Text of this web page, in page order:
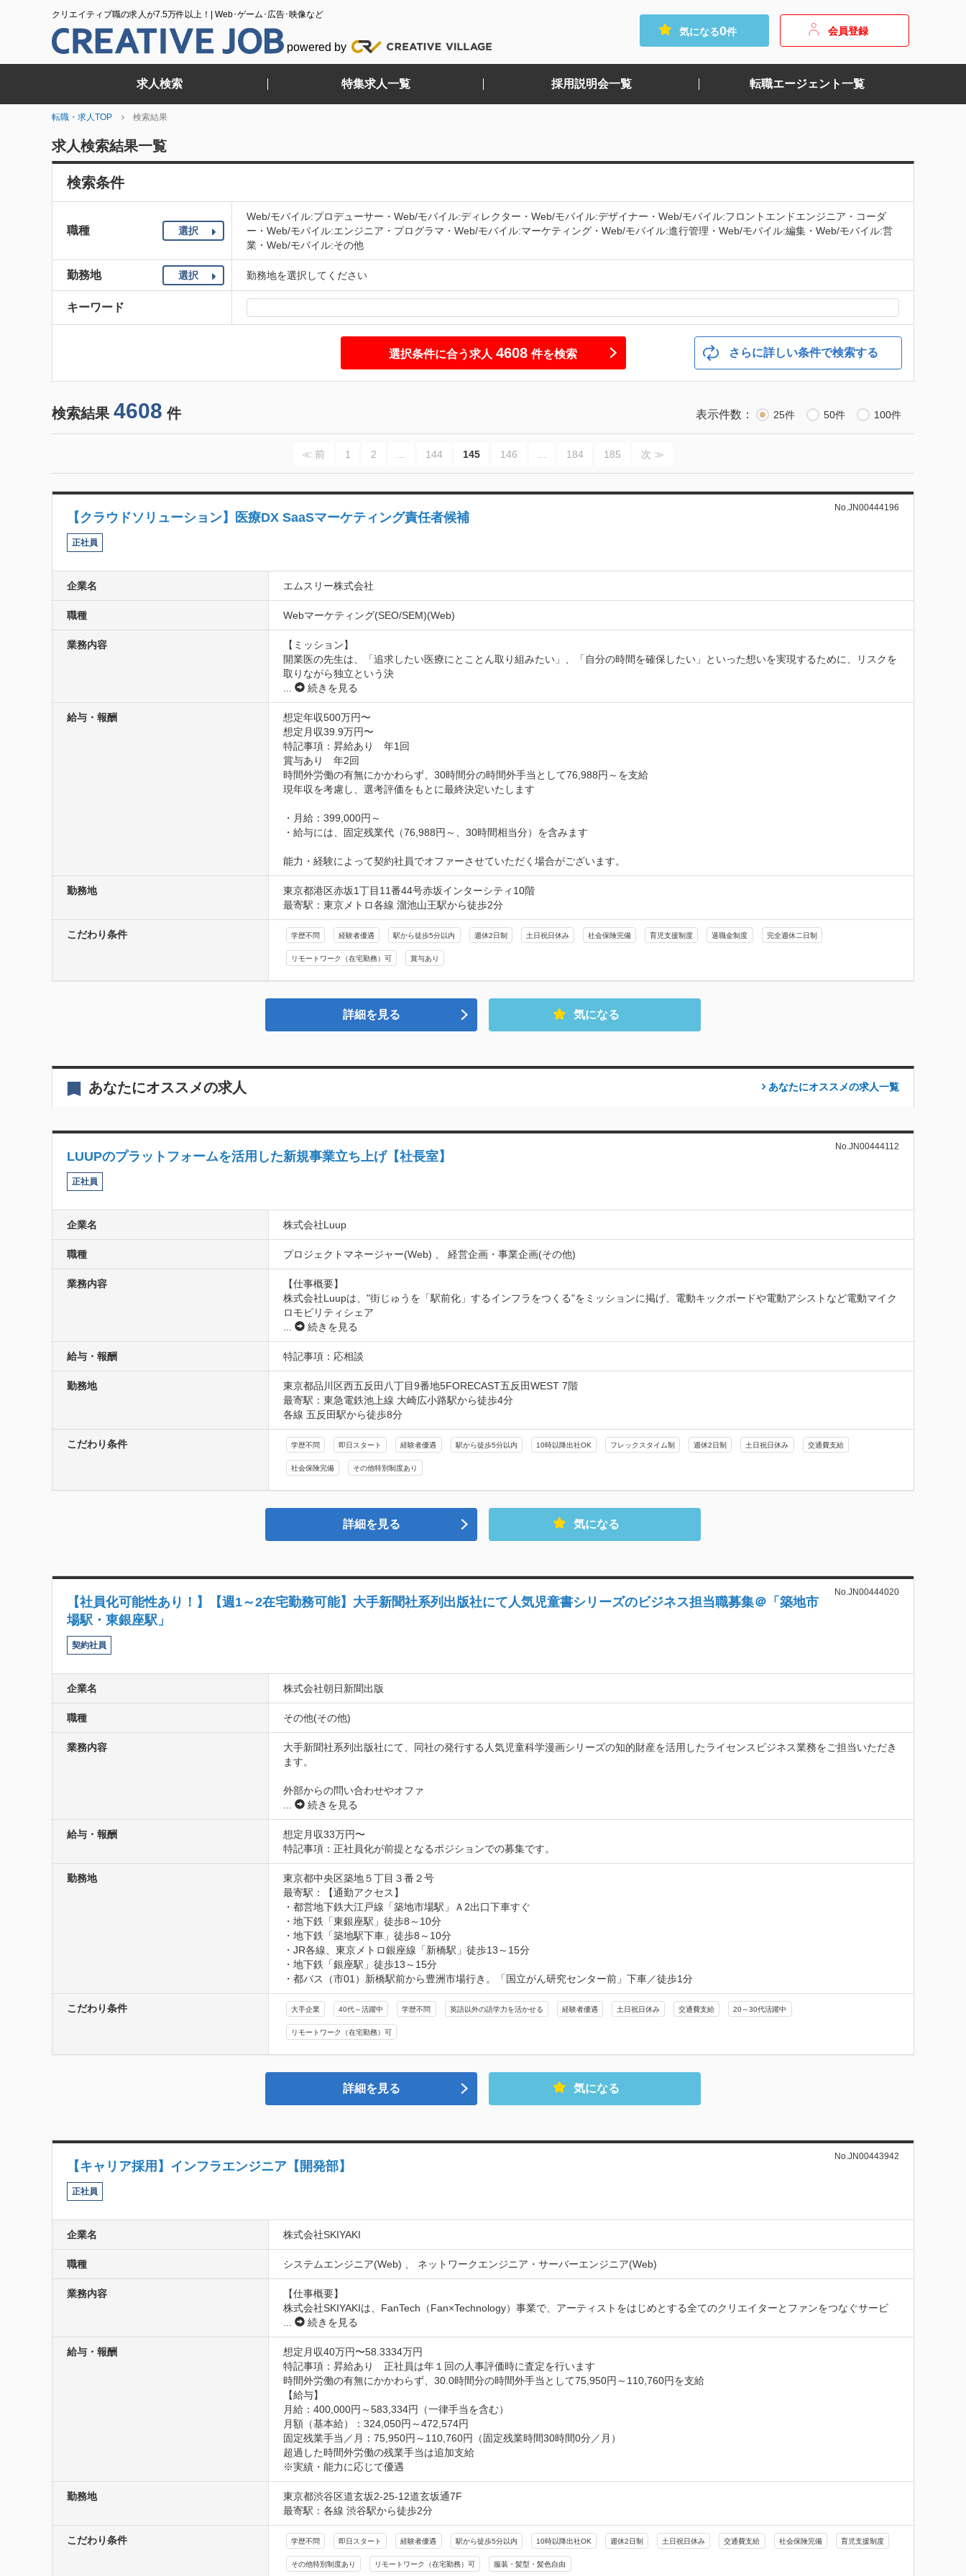
クリエイティブ職の求人が7.5万件以上！| Web･ゲーム･広告･映像など
powered by
気になる0件 会員登録
求人検索 特集求人一覧 採用説明会一覧 転職エージェント一覧
転職・求人TOP 検索結果
求人検索結果一覧
検索条件
職種 選択
Web/モバイル:プロデューサー・Web/モバイル:ディレクター・Web/モバイル:デザイナー・Web/モバイル:フロントエンドエンジニア・コーダ
ー・Web/モバイル:エンジニア・プログラマ・Web/モバイル:マーケティング・Web/モバイル:進行管理・Web/モバイル:編集・Web/モバイル:営
業・Web/モバイル:その他
勤務地 選択 勤務地を選択してください
キーワード
さらに詳しい条件で検索する
選択条件に合う求人 4608 件を検索
検索結果 4608 件 表示件数： 25件 50件 100件
≪ 前 1 2 144 145 146 184 185 次 ≫
【クラウドソリューション】医療DX SaaSマーケティング責任者候補
No.JN00444196
正社員
企業名 エムスリー株式会社
職種 Webマーケティング(SEO/SEM)(Web)
業務内容
【ミッション】
開業医の先生は、「追求したい医療にとことん取り組みたい」、「自分の時間を確保したい」といった想いを実現するために、リスクを
取りながら独立という決
続きを見る
給与・報酬
想定年収500万円〜
想定月収39.9万円〜
特記事項：昇給あり　年1回
賞与あり　年2回
時間外労働の有無にかかわらず、30時間分の時間外手当として76,988円～を支給
現年収を考慮し、選考評価をもとに最終決定いたします
・月給：399,000円～
・給与には、固定残業代（76,988円～、30時間相当分）を含みます
能力・経験によって契約社員でオファーさせていただく場合がございます。
勤務地
東京都港区赤坂1丁目11番44号赤坂インターシティ10階
最寄駅：東京メトロ各線 溜池山王駅から徒歩2分
こだわり条件 学歴不問 経験者優遇 駅から徒歩5分以内 週休2日制 土日祝日休み 社会保険完備 育児支援制度 退職金制度 完全週休二日制
リモートワーク（在宅勤務）可 賞与あり
詳細を見る 気になる
あなたにオススメの求人 あなたにオススメの求人一覧
LUUPのプラットフォームを活用した新規事業立ち上げ【社長室】
No.JN00444112
正社員
企業名 株式会社Luup
職種 プロジェクトマネージャー(Web) 、 経営企画・事業企画(その他)
業務内容
【仕事概要】
株式会社Luupは、"街じゅうを「駅前化」するインフラをつくる"をミッションに掲げ、電動キックボードや電動アシストなど電動マイク
ロモビリティシェア
続きを見る
給与・報酬 特記事項：応相談
勤務地
東京都品川区西五反田八丁目9番地5FORECAST五反田WEST 7階
最寄駅：東急電鉄池上線 大崎広小路駅から徒歩4分
各線 五反田駅から徒歩8分
こだわり条件 学歴不問 即日スタート 経験者優遇 駅から徒歩5分以内 10時以降出社OK フレックスタイム制 週休2日制 土日祝日休み 交通費支給
社会保険完備 その他特別制度あり
詳細を見る 気になる
【社員化可能性あり！】【週1～2在宅勤務可能】大手新聞社系列出版社にて人気児童書シリーズのビジネス担当職募集＠「築地市
場駅・東銀座駅」
No.JN00444020
契約社員
企業名 株式会社朝日新聞出版
職種 その他(その他)
業務内容
大手新聞社系列出版社にて、同社の発行する人気児童科学漫画シリーズの知的財産を活用したライセンスビジネス業務をご担当いただき
ます。
外部からの問い合わせやオファ
続きを見る
給与・報酬
想定月収33万円〜
特記事項：正社員化が前提となるポジションでの募集です。
勤務地
東京都中央区築地５丁目３番２号
最寄駅：【通勤アクセス】
・都営地下鉄大江戸線「築地市場駅」Ａ2出口下車すぐ
・地下鉄「東銀座駅」徒歩8～10分
・地下鉄「築地駅下車」徒歩8～10分
・JR各線、東京メトロ銀座線「新橋駅」徒歩13～15分
・地下鉄「銀座駅」徒歩13～15分
・都バス（市01）新橋駅前から豊洲市場行き。「国立がん研究センター前」下車／徒歩1分
こだわり条件 大手企業 40代～活躍中 学歴不問 英語以外の語学力を活かせる 経験者優遇 土日祝日休み 交通費支給 20～30代活躍中
リモートワーク（在宅勤務）可
詳細を見る 気になる
【キャリア採用】インフラエンジニア【開発部】
No.JN00443942
正社員
企業名 株式会社SKIYAKI
職種 システムエンジニア(Web) 、 ネットワークエンジニア・サーバーエンジニア(Web)
業務内容
【仕事概要】
株式会社SKIYAKIは、FanTech（Fan×Technology）事業で、アーティストをはじめとする全てのクリエイターとファンをつなぐサービ
続きを見る
給与・報酬
想定月収40万円〜58.3334万円
特記事項：昇給あり　正社員は年１回の人事評価時に査定を行います
時間外労働の有無にかかわらず、30.0時間分の時間外手当として75,950円～110,760円を支給
【給与】
月給：400,000円～583,334円（一律手当を含む）
月額（基本給）：324,050円～472,574円
固定残業手当／月：75,950円～110,760円（固定残業時間30時間0分／月）
超過した時間外労働の残業手当は追加支給
※実績・能力に応じて優遇
勤務地
東京都渋谷区道玄坂2-25-12道玄坂通7F
最寄駅：各線 渋谷駅から徒歩2分
こだわり条件 学歴不問 即日スタート 経験者優遇 駅から徒歩5分以内 10時以降出社OK 週休2日制 土日祝日休み 交通費支給 社会保険完備 育児支援制度
その他特別制度あり リモートワーク（在宅勤務）可 服装・髪型・髪色自由